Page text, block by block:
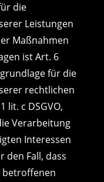
die
Leistungen
Maßnahmen
ist Art. 6
für die
rechtlichen
lit. c DSGVO,
Verarbeitung
Interessen
den Fall, dass
betroffenen